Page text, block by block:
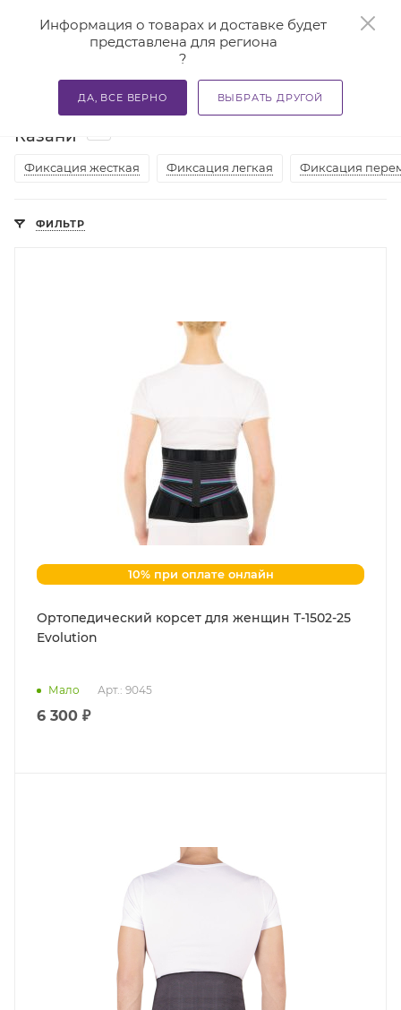
Информация о товарах и доставке будет
представлена для региона
?
ДА, ВСЕ ВЕРНО ВЫБРАТЬ ДРУГОЙ
Главная — Каталог — Бандажи и корсеты — Корсеты
Корсеты пояснично крестцовые в
Казани
Фиксация жесткая Фиксация легкая Фиксация
ФИЛЬТР
10% при оплате онлайн
Ортопедический корсет для женщин Т-1502-25
Evolution
Мало Арт.: 9045
6 300 ₽